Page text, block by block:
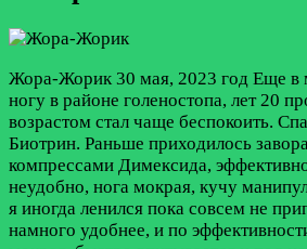
Жора-Жорик 30 мая, 2023 год Еще в
ногу в районе голеностопа, лет 20
возрастом стал чаще беспокоить.
Биотрин. Раньше приходилось
компрессами Димексида,
неудобно, нога мокрая, кучу
я иногда ленился пока совсем не
намного удобнее, и по